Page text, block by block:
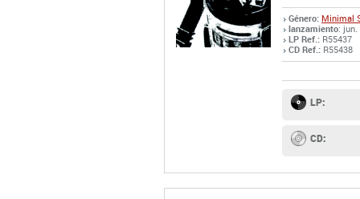
Género: Minimal
lanzamiento: jun.
LP Ref.: R55437
CD Ref.: R55438
LP:
CD: